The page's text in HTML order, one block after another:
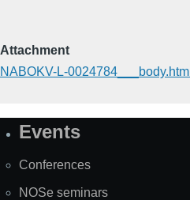
Attachment
NABOKV-L-0024784___body.html
SiteEvents
Conferences
NOSe seminars